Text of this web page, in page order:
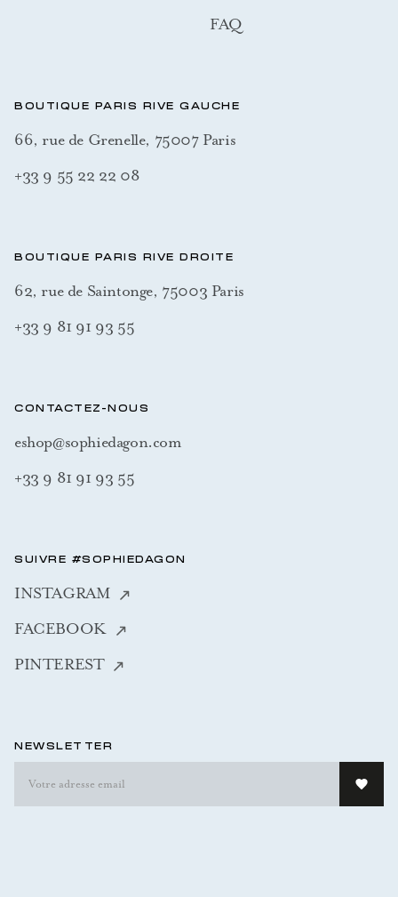
FAQ
BOUTIQUE PARIS RIVE GAUCHE
66, rue de Grenelle, 75007 Paris
+33 9 55 22 22 08
BOUTIQUE PARIS RIVE DROITE
62, rue de Saintonge, 75003 Paris
+33 9 81 91 93 55
CONTACTEZ-NOUS
eshop@sophiedagon.com
+33 9 81 91 93 55
SUIVRE #SOPHIEDAGON
INSTAGRAM
FACEBOOK
PINTEREST
NEWSLETTER